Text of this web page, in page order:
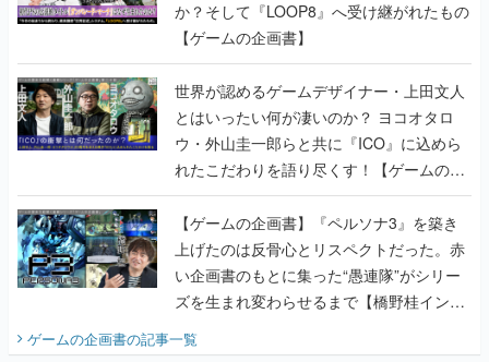
世界が認めるゲームデザイナー・上田文人
とはいったい何が凄いのか？ ヨコオタロ
ウ・外山圭一郎らと共に『ICO』に込めら
れたこだわりを語り尽くす！【ゲームの企
画書】
【ゲームの企画書】『ペルソナ3』を築き
上げたのは反骨心とリスペクトだった。赤
い企画書のもとに集った“愚連隊”がシリー
ズを生まれ変わらせるまで【橋野桂インタ
ビュー】
ゲームの企画書の記事一覧
若ゲのいたり〜ゲームクリエイターの青春〜
田中圭一のゲーム業界取材マンガ『若ゲの